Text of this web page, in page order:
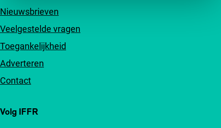
Nieuwsbrieven
Veelgestelde vragen
Toegankelijkheid
Adverteren
Contact
Volg IFFR